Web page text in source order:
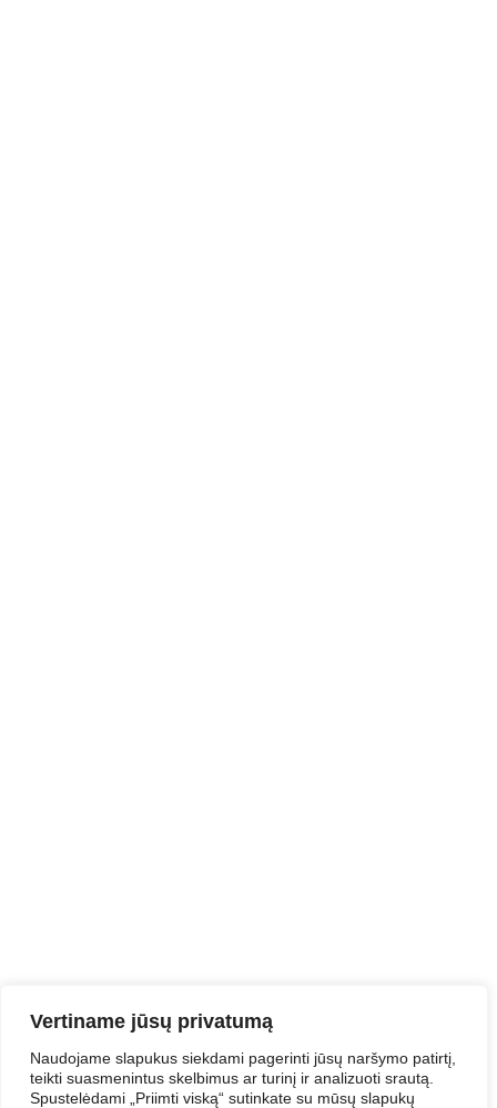
Vertiname jūsų privatumą
Naudojame slapukus siekdami pagerinti jūsų naršymo patirtį,
teikti suasmenintus skelbimus ar turinį ir analizuoti srautą.
Spustelėdami „Priimti viską“ sutinkate su mūsų slapukų